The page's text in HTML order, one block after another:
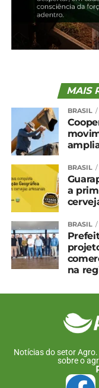
Relacionado
Granizo e ventos de
100km/h devem
sul do país nesta
18 de agosto, 2025
Em "Brasil"
Ciclone no RS
ventos constantes e
rajadas fortes no
nesta quarta
10 de dezembro,
Em "Paraná"
BNDES
programas do
Alerta
MAIS
BRASIL
BRASIL
a
BRASIL
na
Notícias do setor
sobre o